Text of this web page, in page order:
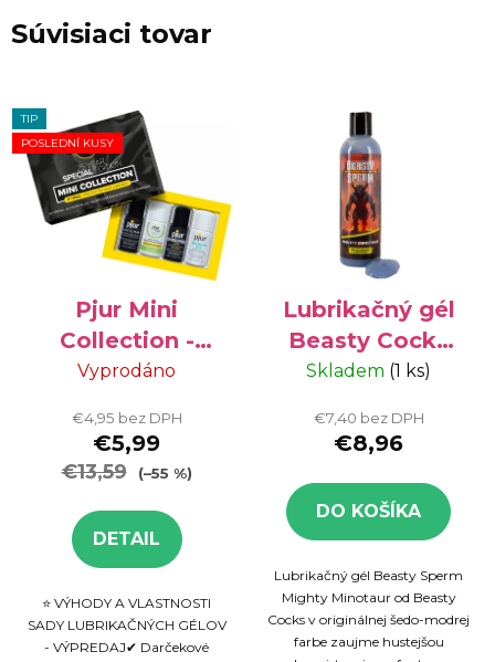
Súvisiaci tovar
TIP
POSLEDNÍ KUSY
Pjur Mini
Collection -
lubrikačné gély,
Vyprodáno
€4,95 bez DPH
€5,99
€13,59 (–55 %)
DETAIL
⭐ VÝHODY A VLASTNOSTI
SADY LUBRIKAČNÝCH GÉLOV
- VÝPREDAJ✔ Darčekové
Lubrikačný gél
Beasty Cocks
Sperm 250 ml
Skladem (1 ks)
€7,40 bez DPH
€8,96
DO KOŠÍKA
Lubrikačný gél Beasty Sperm
Mighty Minotaur od Beasty
Cocks v originálnej šedo-modrej
farbe zaujme hustejšou